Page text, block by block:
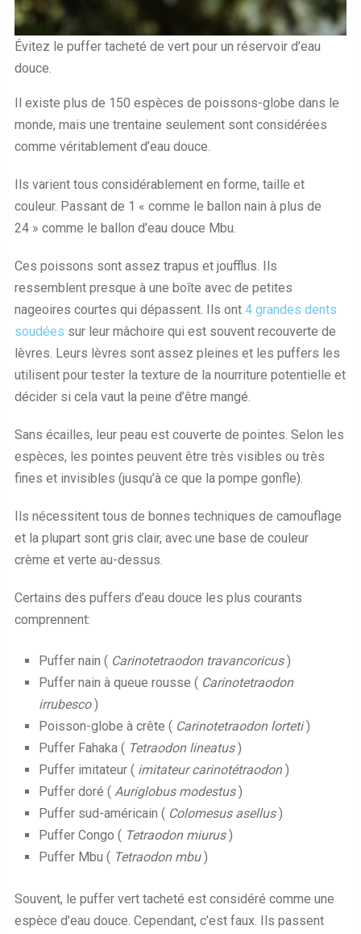
Évitez le puffer tacheté de vert pour un réservoir d’eau
douce.
Il existe plus de 150 espèces de poissons-globe dans le
monde, mais une trentaine seulement sont considérées
comme véritablement d’eau douce.
Ils varient tous considérablement en forme, taille et
couleur. Passant de 1 « comme le ballon nain à plus de
24 » comme le ballon d’eau douce Mbu.
Ces poissons sont assez trapus et joufflus. Ils
ressemblent presque à une boîte avec de petites
nageoires courtes qui dépassent. Ils ont 4 grandes dents
soudées sur leur mâchoire qui est souvent recouverte de
lèvres. Leurs lèvres sont assez pleines et les puffers les
utilisent pour tester la texture de la nourriture potentielle et
décider si cela vaut la peine d’être mangé.
Sans écailles, leur peau est couverte de pointes. Selon les
espèces, les pointes peuvent être très visibles ou très
fines et invisibles (jusqu’à ce que la pompe gonfle).
Ils nécessitent tous de bonnes techniques de camouflage
et la plupart sont gris clair, avec une base de couleur
crème et verte au-dessus.
Certains des puffers d’eau douce les plus courants
comprennent:
Puffer nain ( Carinotetraodon travancoricus)
Puffer nain à queue rousse ( Carinotetraodon
irrubesco)
Poisson-globe à crête ( Carinotetraodon lorteti)
Puffer Fahaka ( Tetraodon lineatus)
Puffer imitateur ( imitateur carinotétraodon)
Puffer doré ( Auriglobus modestus)
Puffer sud-américain ( Colomesus asellus)
Puffer Congo ( Tetraodon miurus)
Puffer Mbu ( Tetraodon mbu)
Souvent, le puffer vert tacheté est considéré comme une
espèce d’eau douce. Cependant, c’est faux. Ils passent